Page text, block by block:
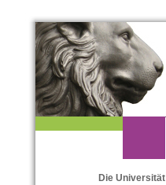
Die Universität